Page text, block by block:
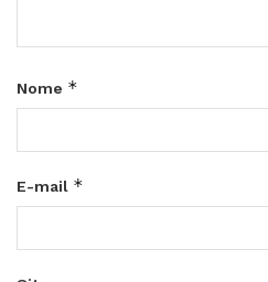
Nome *
E-mail *